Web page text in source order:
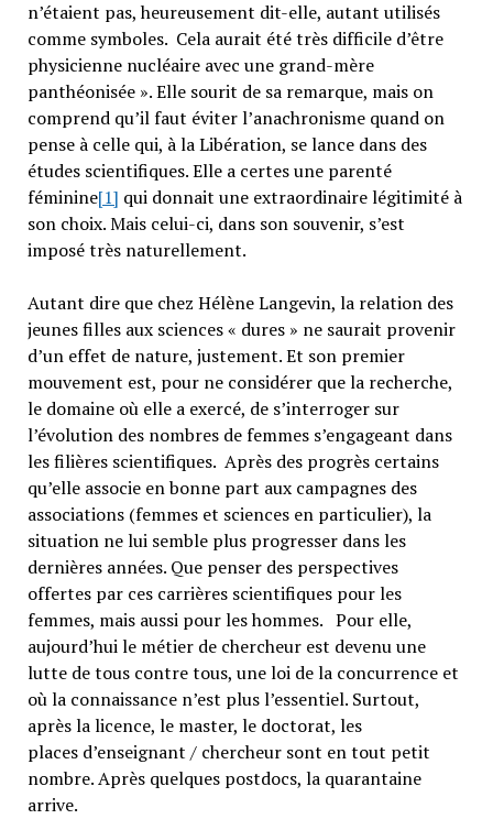
n’étaient pas, heureusement dit-elle, autant utilisés
comme symboles. Cela aurait été très difficile d’être
physicienne nucléaire avec une grand-mère
panthéonisée ». Elle sourit de sa remarque, mais on
comprend qu’il faut éviter l’anachronisme quand on
pense à celle qui, à la Libération, se lance dans des
études scientifiques. Elle a certes une parenté
féminine[1] qui donnait une extraordinaire légitimité à
son choix. Mais celui-ci, dans son souvenir, s’est
imposé très naturellement.
Autant dire que chez Hélène Langevin, la relation des
jeunes filles aux sciences « dures » ne saurait provenir
d’un effet de nature, justement. Et son premier
mouvement est, pour ne considérer que la recherche,
le domaine où elle a exercé, de s’interroger sur
l’évolution des nombres de femmes s’engageant dans
les filières scientifiques. Après des progrès certains
qu’elle associe en bonne part aux campagnes des
associations (femmes et sciences en particulier), la
situation ne lui semble plus progresser dans les
dernières années. Que penser des perspectives
offertes par ces carrières scientifiques pour les
femmes, mais aussi pour les hommes. Pour elle,
aujourd’hui le métier de chercheur est devenu une
lutte de tous contre tous, une loi de la concurrence et
où la connaissance n’est plus l’essentiel. Surtout,
après la licence, le master, le doctorat, les
places d’enseignant / chercheur sont en tout petit
nombre. Après quelques postdocs, la quarantaine
arrive.